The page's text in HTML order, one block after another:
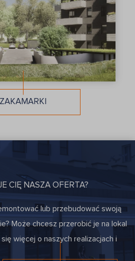
ZAKAMARKI
CIĘ NASZA OFERTA?
lub przebudować swoją
Może chcesz przerobić je na lokal
więcej o naszych realizacjach i